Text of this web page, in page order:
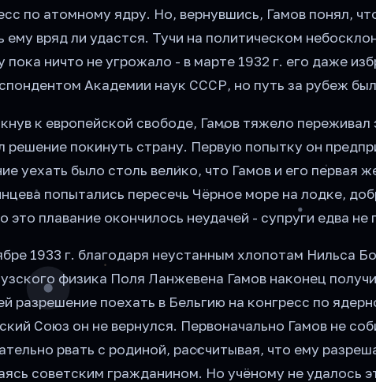
по атомному ядру. Но, вернувшись, Гамов понял,
ему вряд ли удастся. Тучи на политическом
пока ничто не угрожало - в марте 1932 г. его даже
Академии наук СССР, но путь за рубеж
к европейской свободе, Гамов тяжело переживал
решение покинуть страну. Первую попытку он
уехать было столь велико, что Гамов и его первая
попытались пересечь Чёрное море на лодке,
это плавание окончилось неудачей - супруги едва не
1933 г. благодаря неустанным хлопотам Нильса
физика Поля Ланжевена Гамов наконец
разрешение поехать в Бельгию на конгресс по
Союз он не вернулся. Первоначально Гамов не
рвать с родиной, рассчитывая, что ему
советским гражданином. Но учёному не удалось